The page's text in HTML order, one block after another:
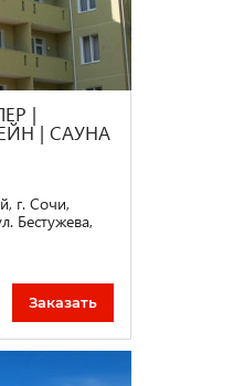
|
| CАУНА
г. Сочи,
Бестужева,
Заказать